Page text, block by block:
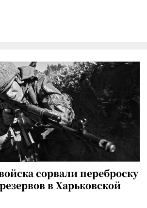
сорвали переброску
в Харьковской